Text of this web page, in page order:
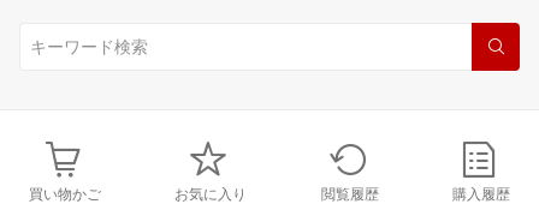
買い物かご お気に入り 閲覧履歴 購入履歴